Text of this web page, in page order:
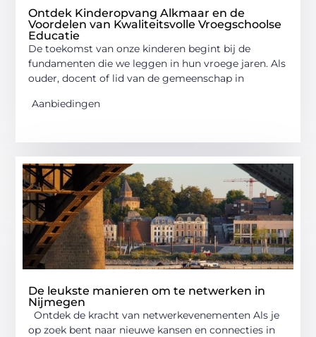
Ontdek Kinderopvang Alkmaar en de
Voordelen van Kwaliteitsvolle Vroegschoolse
Educatie
De toekomst van onze kinderen begint bij de
fundamenten die we leggen in hun vroege jaren. Als
ouder, docent of lid van de gemeenschap in
Aanbiedingen
De leukste manieren om te netwerken in
Nijmegen
Ontdek de kracht van netwerkevenementen Als je
op zoek bent naar nieuwe kansen en connecties in